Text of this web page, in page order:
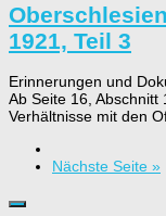
1921, Teil 3
Erinnerungen und
Ab Seite 16, Abschnitt
Verhältnisse mit den
Nächste Seite »